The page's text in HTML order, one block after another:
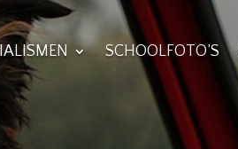
SCHOOLFOTO’S